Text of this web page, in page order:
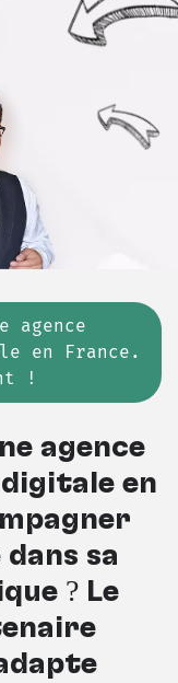
agence
en France.
!
agence
en
sa
? Le